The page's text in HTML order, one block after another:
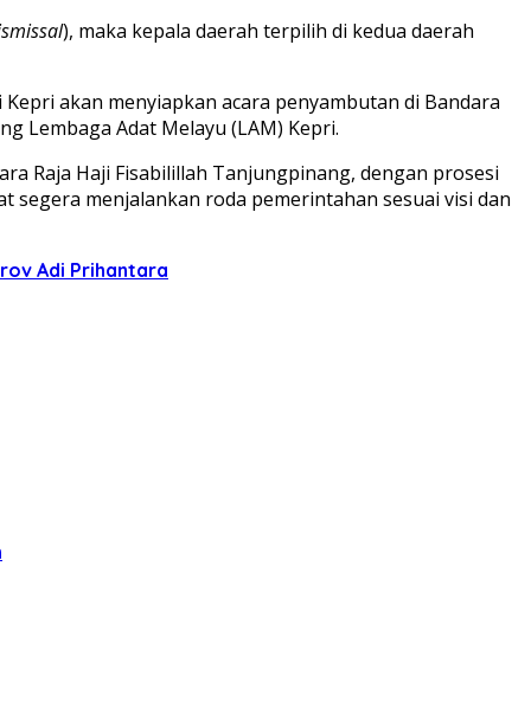
), maka kepala daerah terpilih di kedua daerah
akan menyiapkan acara penyambutan di Bandara
Lembaga Adat Melayu (LAM) Kepri.
Raja Haji Fisabilillah Tanjungpinang, dengan prosesi
menjalankan roda pemerintahan sesuai visi dan
Adi Prihantara